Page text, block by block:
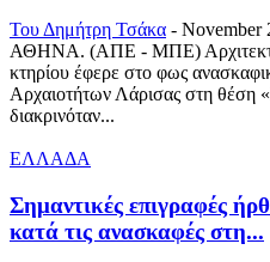
Του Δημήτρη Τσάκα - November
ΑΘΗΝΑ. (ΑΠΕ - ΜΠΕ)
κτηρίου έφερε στο φως
Αρχαιοτήτων Λάρισας στη θέση
διακρινόταν...
ΕΛΛΑΔΑ
Σημαντικές επιγραφές
κατά τις ανασκαφές στη...